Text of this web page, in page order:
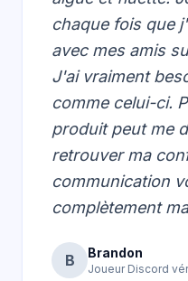
chaque fois que
avec mes amis
J'ai vraiment
comme celui-ci.
produit peut me
retrouver ma
communication
complètement
B Brandon
Joueur Discord